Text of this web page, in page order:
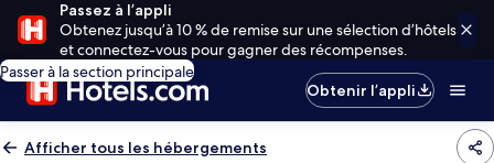
Passez à l’appli
Obtenez jusqu’à 10 % de remise sur une sélection d’hôtels
et connectez-vous pour gagner des récompenses.
Passer à la section principale
Obtenir l’appli
Afficher tous les hébergements